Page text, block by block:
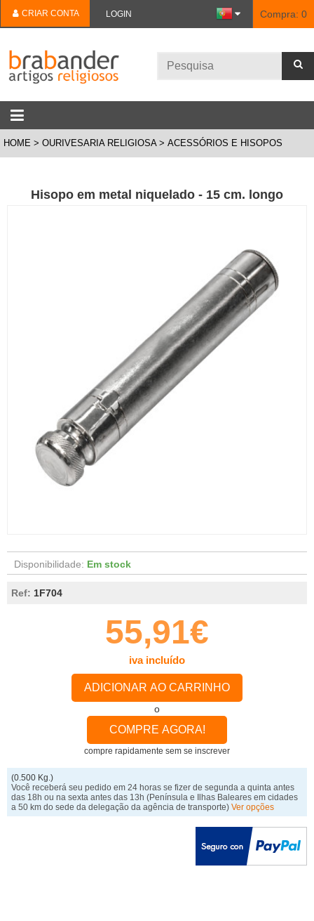
CRIAR CONTA LOGIN Compra: 0
HOME OURIVESARIA RELIGIOSA ACESSÓRIOS E HISOPOS
Hisopo em metal niquelado - 15 cm. longo
Disponibilidade: Em stock
Ref: 1F704
55,91€
iva incluído
ADICIONAR AO CARRINHO
o
COMPRE AGORA!
compre rapidamente sem se inscrever
(0.500 Kg.)
Você receberá seu pedido em 24 horas se fizer de segunda a quinta antes
das 18h ou na sexta antes das 13h(Península e Ilhas Baleares em cidades
a 50 km do sede da delegação da agência de transporte) Ver opções